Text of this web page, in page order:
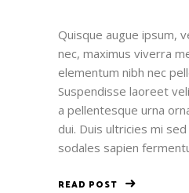
Quisque augue ipsum,
nec, maximus viverra
elementum nibh nec
Suspendisse laoreet
a pellentesque urna
dui. Duis ultricies mi
sodales sapien
READ POST